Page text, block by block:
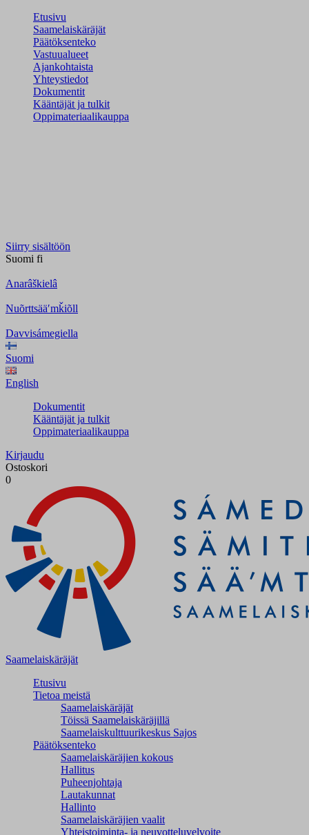
Etusivu
Saamelaiskäräjät
Päätöksenteko
Vastuualueet
Ajankohtaista
Yhteystiedot
Dokumentit
Kääntäjät ja tulkit
Oppimateriaalikauppa
Siirry sisältöön
Suomi fi
Anarâškielâ
Nuõrttsääʹmǩiõll
Davvisámegiella
Suomi
English
Dokumentit
Kääntäjät ja tulkit
Oppimateriaalikauppa
Kirjaudu
Ostoskori
0
Saamelaiskäräjät
Etusivu
Tietoa meistä
Saamelaiskäräjät
Töissä Saamelaiskäräjillä
Saamelaiskulttuuri­keskus Sajos
Päätöksenteko
Saamelaiskäräjien kokous
Hallitus
Puheenjohtaja
Lautakunnat
Hallinto
Saamelaiskäräjien vaalit
Yhteistoiminta- ja neuvotteluvelvoite